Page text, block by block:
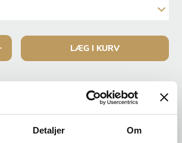
Detaljer Om
LÆG I KURV